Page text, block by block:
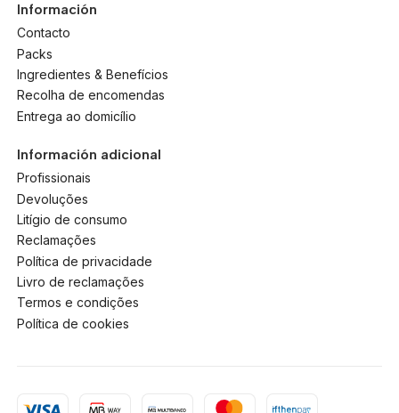
Información
Contacto
Packs
Ingredientes & Benefícios
Recolha de encomendas
Entrega ao domicílio
Información adicional
Profissionais
Devoluções
Litígio de consumo
Reclamações
Política de privacidade
Livro de reclamações
Termos e condições
Política de cookies